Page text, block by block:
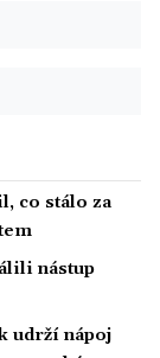
co stálo za
nástup
udrží nápoj